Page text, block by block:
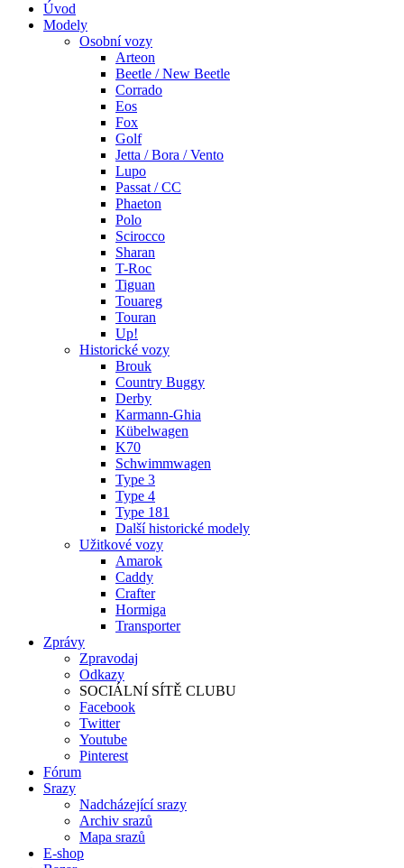
Úvod
Modely
Osobní vozy
Arteon
Beetle / New Beetle
Corrado
Eos
Fox
Golf
Jetta / Bora / Vento
Lupo
Passat / CC
Phaeton
Polo
Scirocco
Sharan
T-Roc
Tiguan
Touareg
Touran
Up!
Historické vozy
Brouk
Country Buggy
Derby
Karmann-Ghia
Kübelwagen
K70
Schwimmwagen
Type 3
Type 4
Type 181
Další historické modely
Užitkové vozy
Amarok
Caddy
Crafter
Hormiga
Transporter
Zprávy
Zpravodaj
Odkazy
SOCIÁLNÍ SÍTĚ CLUBU
Facebook
Twitter
Youtube
Pinterest
Fórum
Srazy
Nadcházející srazy
Archiv srazů
Mapa srazů
E-shop